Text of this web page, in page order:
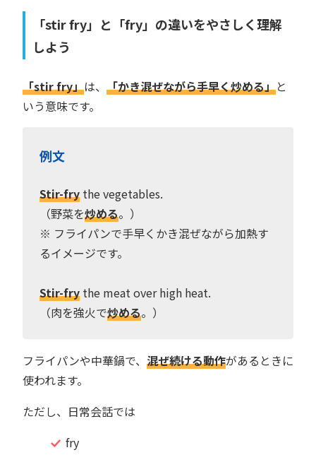
「stir fry」と「fry」の違いをやさしく理解
しよう
「stir fry」は、 「かき混ぜながら手早く炒める」と
いう意味です。
例文
Stir-fry the vegetables.
（野菜を炒める。）
※ フライパンで手早くかき混ぜながら加熱す
るイメージです。
Stir-fry the meat over high heat.
（肉を強火で炒める。）
フライパンや中華鍋で、 混ぜ続ける動作があるときに
使われます。
ただし、日常会話では
fry